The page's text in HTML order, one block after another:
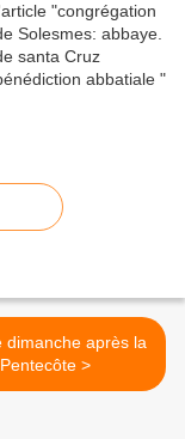
dimanche après la
Pentecôte >